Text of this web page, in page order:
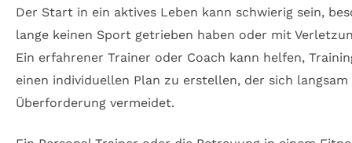
Der Start in ein aktives Leben kann schwierig sein,
lange keinen Sport getrieben haben oder mit
Ein erfahrener Trainer oder Coach kann helfen,
einen individuellen Plan zu erstellen, der sich
Überforderung vermeidet.